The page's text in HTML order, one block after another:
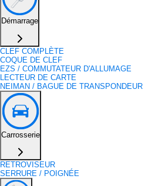
Démarrage
CLEF COMPLÈTE
COQUE DE CLEF
EZS / COMMUTATEUR D'ALLUMAGE
LECTEUR DE CARTE
NEIMAN / BAGUE DE TRANSPONDEUR
Carrosserie
RETROVISEUR
SERRURE / POIGNÉE